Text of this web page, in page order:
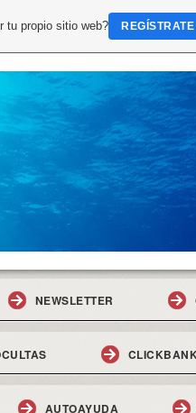
NEWSLETTER
AUTOAYUDA
tu propio sitio web?